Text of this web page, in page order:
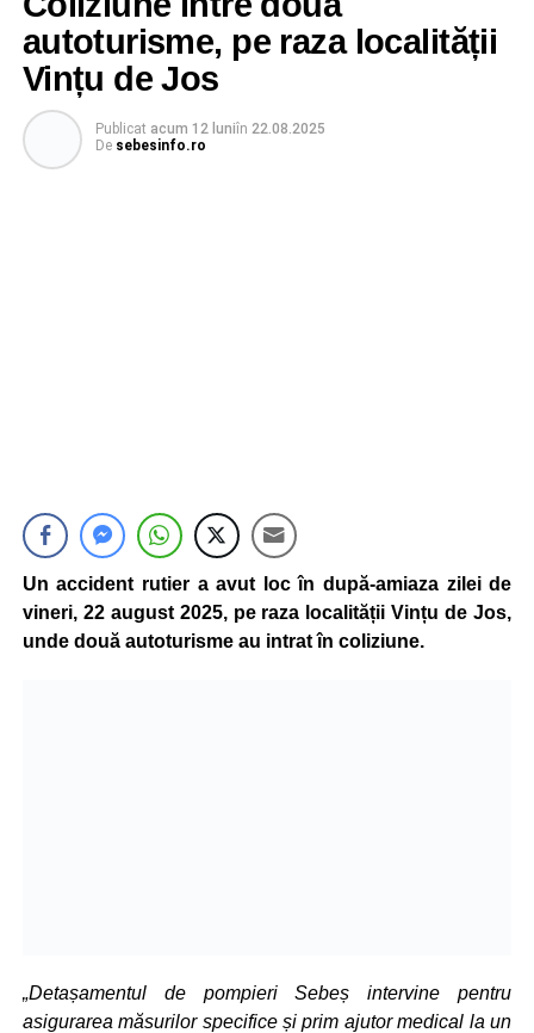
autoturisme, pe raza localității
Vințu de Jos
Publicat acum 12 luniîn 22.08.2025
De sebesinfo.ro
Un accident rutier a avut loc în după-amiaza zilei de
vineri, 22 august 2025, pe raza localității Vințu de Jos,
unde două autoturisme au intrat în coliziune.
„Detașamentul de pompieri Sebeș intervine pentru
asigurarea măsurilor specifice și prim ajutor medical la un